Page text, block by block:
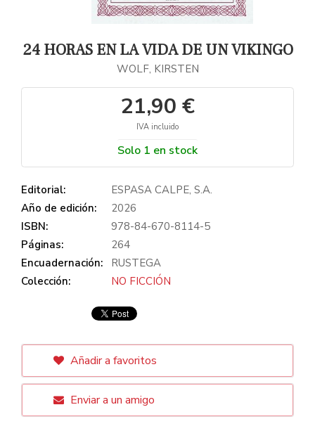
24 HORAS EN LA VIDA DE UN VIKINGO
WOLF, KIRSTEN
21,90 €
IVA incluido
Solo 1 en stock
Editorial:
ESPASA CALPE, S.A.
Año de edición:
2026
ISBN:
978-84-670-8114-5
Páginas:
264
Encuadernación:
RUSTEGA
Colección:
NO FICCIÓN
Añadir a favoritos
Enviar a un amigo